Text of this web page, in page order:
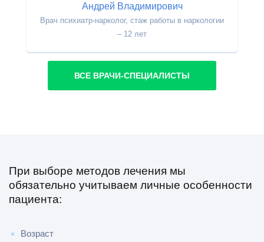
Андрей Владимирович
Врач психиатр-нарколог, стаж работы в наркологии
– 12 лет
ВСЕ ВРАЧИ-СПЕЦИАЛИСТЫ
При выборе методов лечения мы
обязательно учитываем личные особенности
пациента:
Возраст